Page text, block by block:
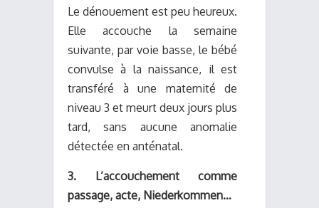
Le dénouement est peu heureux.
Elle accouche la semaine
suivante, par voie basse, le bébé
convulse à la naissance, il est
transféré à une maternité de
niveau 3 et meurt deux jours plus
tard, sans aucune anomalie
détectée en anténatal.
3. L’accouchement comme
passage, acte, Niederkommen…